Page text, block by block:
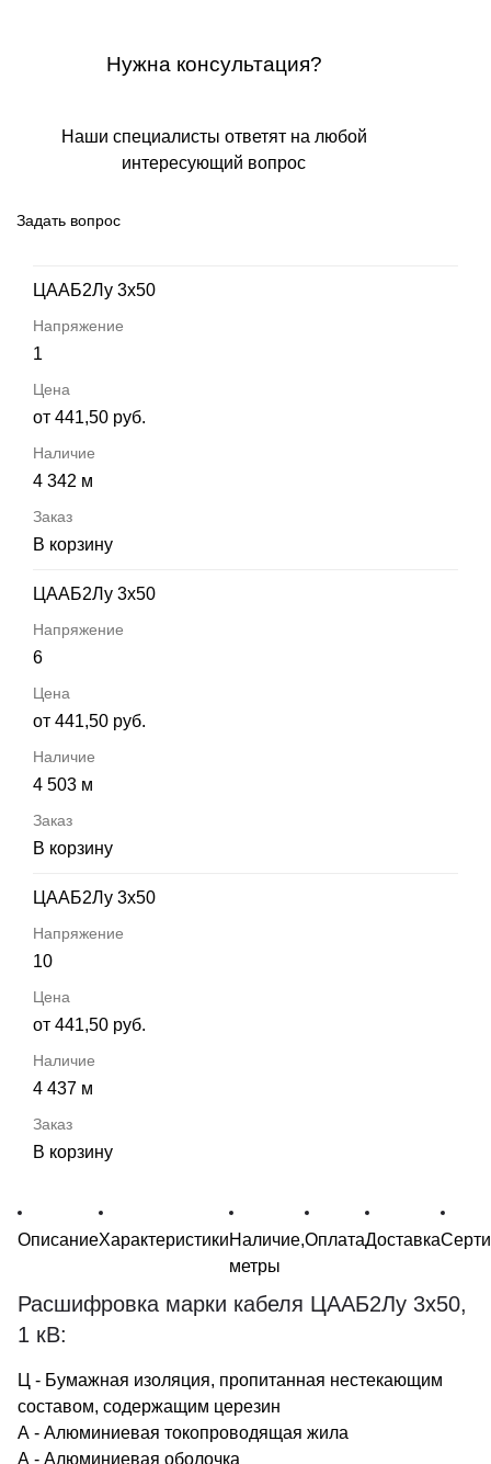
Нужна консультация?
Наши специалисты ответят на любой
интересующий вопрос
Задать вопрос
ЦААБ2Лу 3х50
1
от 441,50 руб.
4 342 м
В корзину
ЦААБ2Лу 3х50
6
от 441,50 руб.
4 503 м
В корзину
ЦААБ2Лу 3х50
10
от 441,50 руб.
4 437 м
В корзину
ОписаниеХарактеристикиНаличие,
метры
ОплатаДоставка
Расшифровка марки кабеля ЦААБ2Лу 3х50,
1 кВ:
Ц - Бумажная изоляция, пропитанная нестекающим
составом, содержащим церезин
А - Алюминиевая токопроводящая жила
А - Алюминиевая оболочка